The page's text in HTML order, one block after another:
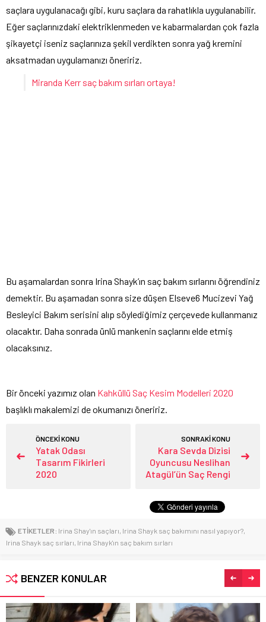
saçlara uygulanacağı gibi, kuru saçlara da rahatlıkla uygulanabilir.
Eğer saçlarınızdaki elektriklenmeden ve kabarmalardan çok fazla
şikayetçi iseniz saçlarınıza şekil verdikten sonra yağ kremini
aksatmadan uygulamanızı öneririz.
Miranda Kerr saç bakım sırları ortaya!
Bu aşamalardan sonra Irina Shayk’ın saç bakım sırlarını öğrendiniz
demektir. Bu aşamadan sonra size düşen Elseve6 Mucizevi Yağ
Besleyici Bakım serisini alıp söylediğimiz çerçevede kullanmanız
olacaktır. Daha sonrada ünlü mankenin saçlarını elde etmiş
olacaksınız.
Bir önceki yazımız olan Kahküllü Saç Kesim Modelleri 2020
başlıklı makalemizi de okumanızı öneririz.
ÖNCEKİ KONU
Yatak Odası
Tasarım Fikirleri
2020
SONRAKİ KONU
Kara Sevda Dizisi
Oyuncusu Neslihan
Atagül’ün Saç Rengi
ETİKETLER: Irina Shay'ın saçları, Irina Shayk saç bakımını nasıl yapıyor?,
Irina Shayk saç sırları, Irina Shayk'ın saç bakım sırları
BENZER KONULAR